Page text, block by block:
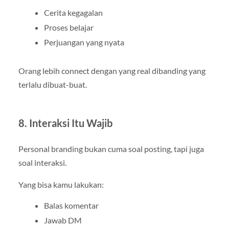
Cerita kegagalan
Proses belajar
Perjuangan yang nyata
Orang lebih connect dengan yang real dibanding yang
terlalu dibuat-buat.
8. Interaksi Itu Wajib
Personal branding bukan cuma soal posting, tapi juga
soal interaksi.
Yang bisa kamu lakukan:
Balas komentar
Jawab DM